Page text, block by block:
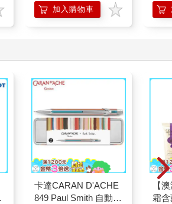
加入購物車
卡達CARAN D'ACHE
849 Paul Smith 自動鉛
【
霜